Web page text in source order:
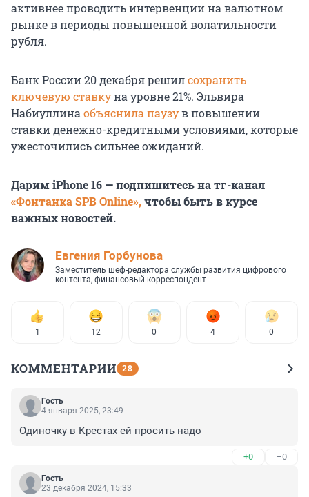
активнее проводить интервенции на валютном
рынке в периоды повышенной волатильности
рубля.
Банк России 20 декабря решилсохранить
ключевую ставкуна уровне 21%. Эльвира
Набиуллина объяснила паузув повышении
ставки денежно-кредитными условиями, которые
ужесточились сильнее ожиданий.
Дарим iPhone 16 — подпишитесь на тг-канал
«Фонтанка SPB Online»,чтобы быть в курсе
важных новостей.
Евгения Горбунова
Заместитель шеф-редактора службы развития цифрового
контента, финансовый корреспондент
1 12 0 4 0
КОММЕНТАРИИ 28
Гость
4 января 2025, 23:49
Одиночку в Крестах ей просить надо
+0 –0
Гость
23 декабря 2024, 15:33